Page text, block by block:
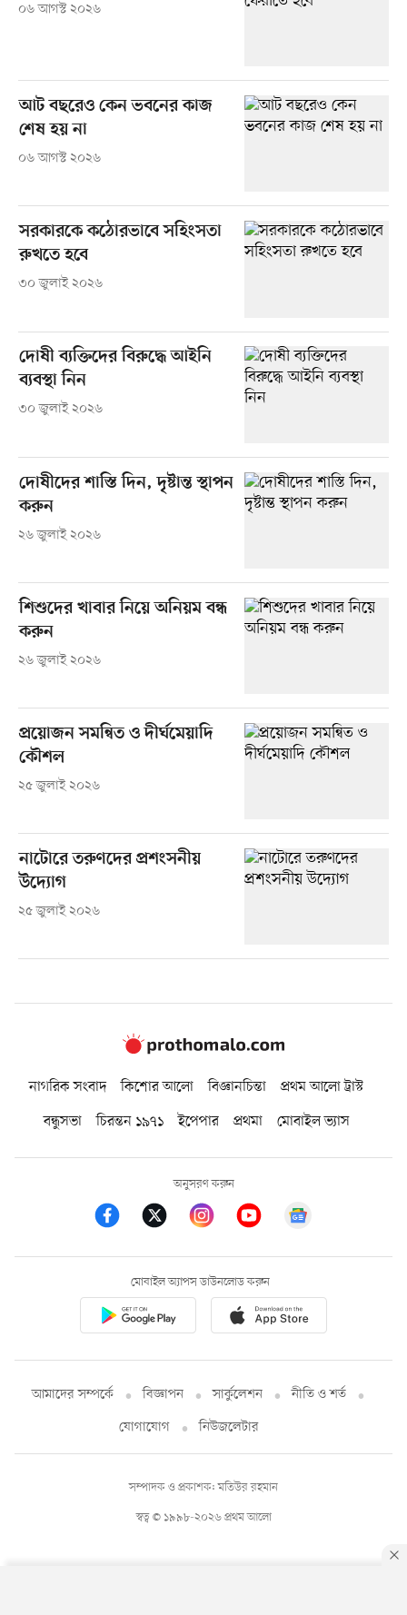
০৬ আগস্ট ২০২৬
আট বছরেও কেন ভবনের কাজ
শেষ হয় না
০৬ আগস্ট ২০২৬
সরকারকে কঠোরভাবে সহিংসতা
রুখতে হবে
৩০ জুলাই ২০২৬
দোষী ব্যক্তিদের বিরুদ্ধে আইনি
ব্যবস্থা নিন
৩০ জুলাই ২০২৬
দোষীদের শাস্তি দিন, দৃষ্টান্ত স্থাপন
করুন
২৬ জুলাই ২০২৬
শিশুদের খাবার নিয়ে অনিয়ম বন্ধ
করুন
২৬ জুলাই ২০২৬
প্রয়োজন সমন্বিত ও দীর্ঘমেয়াদি
কৌশল
২৫ জুলাই ২০২৬
নাটোরে তরুণদের প্রশংসনীয়
উদ্যোগ
২৫ জুলাই ২০২৬
নাগরিক সংবাদ কিশোর আলো বিজ্ঞানচিন্তা
প্রথম আলো ট্রাস্ট
বন্ধুসভা
চিরন্তন ১৯৭১ ইপেপার প্রথমা মোবাইল ভ্যাস
অনুসরণ করুন
মোবাইল অ্যাপস ডাউনলোড করুন
আমাদের সম্পর্কে বিজ্ঞাপন সার্কুলেশন
নীতি ও শর্ত
যোগাযোগ
নিউজলেটার
স্বত্ব © ১৯৯৮-২০২৬ প্রথম আলো
সম্পাদক ও প্রকাশক: মতিউর রহমান